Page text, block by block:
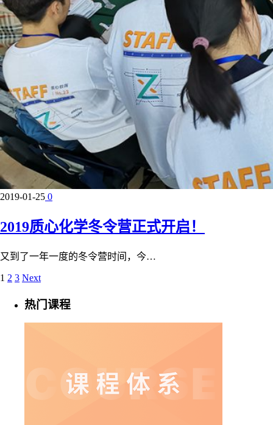
2019-01-25 0
2019质心化学冬令营正式开启！
又到了一年一度的冬令营时间，今…
1 2 3 Next
热门课程